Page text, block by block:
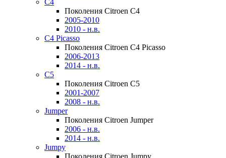
C4
Поколения Citroen C4
2005-2010
2010 - н.в.
C4 Picasso
Поколения Citroen C4 Picasso
2006-2013
2014 - н.в.
C5
Поколения Citroen C5
2001-2007
2008 - н.в.
Jumper
Поколения Citroen Jumper
2006 - н.в.
2014 - н.в.
Jumpy
Поколения Citroen Jumpy